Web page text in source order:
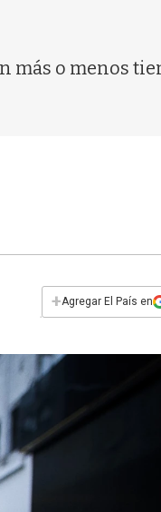
o menos
+Agregar El País en